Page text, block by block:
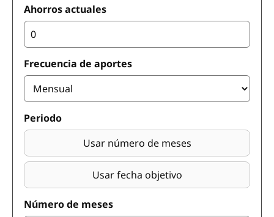
Ahorros actuales
Frecuencia de aportes
Periodo
Usar número de meses
Usar fecha objetivo
Número de meses